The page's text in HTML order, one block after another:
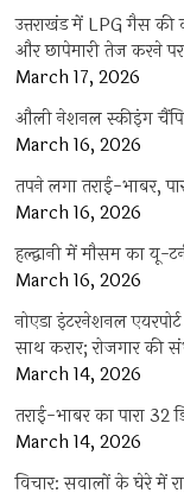
उत्तराखंड में LPG गैस की
और छापेमारी तेज करने
March 17, 2026
औली नेशनल स्कीइंग
March 16, 2026
तपने लगा तराई-भाबर,
March 16, 2026
हल्द्वानी में मौसम का यू-
March 16, 2026
नोएडा इंटरनेशनल
साथ करार; रोजगार की
March 14, 2026
तराई-भाबर का पारा 32
March 14, 2026
विचार: सवालों के घेरे में